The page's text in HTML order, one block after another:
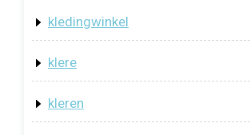
kledingwinkel
klere
kleren